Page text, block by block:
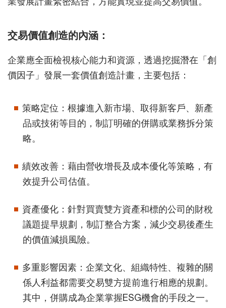
交易價值創造的內涵：
企業應全面檢視核心能力和資源，透過挖掘潛在「創
價因子」發展一套價值創造計畫，主要包括：
策略定位：根據進入新市場、取得新客戶、新產
品或技術等目的，制訂明確的併購或業務拆分策
略。
績效改善：藉由營收增長及成本優化等策略，有
效提升公司估值。
資產優化：針對買賣雙方資產和標的公司的財稅
議題提早規劃，制訂整合方案，減少交易後產生
的價值減損風險。
多重影響因素：企業文化、組織特性、複雜的關
係人利益都需要交易雙方提前進行相應的規劃。
其中，併購成為企業掌握ESG機會的手段之一。